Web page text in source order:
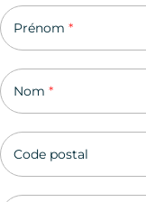
Prénom *
Nom *
Code postal